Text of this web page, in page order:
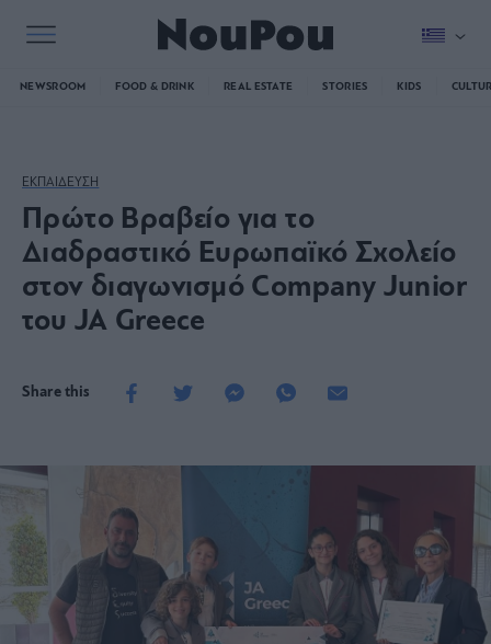
NEWSROOM FOOD & DRINK REAL ESTATE STORIES KIDS
ΕΚΠΑΙΔΕΥΣΗ
Πρώτο Βραβείο για το
Διαδραστικό Ευρωπαϊκό Σχολείο
στον διαγωνισμό Company Junior
του JA Greece
Share this